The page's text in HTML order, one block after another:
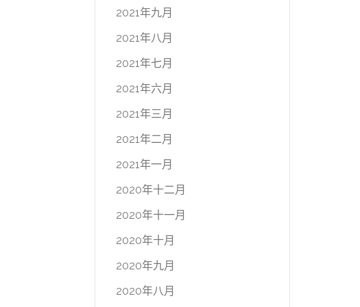
2021年九月
2021年八月
2021年七月
2021年六月
2021年三月
2021年二月
2021年一月
2020年十二月
2020年十一月
2020年十月
2020年九月
2020年八月